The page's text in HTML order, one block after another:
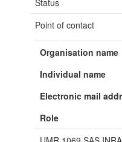
Status
Point of contact
Organisation name
Individual name
Electronic mail
Role